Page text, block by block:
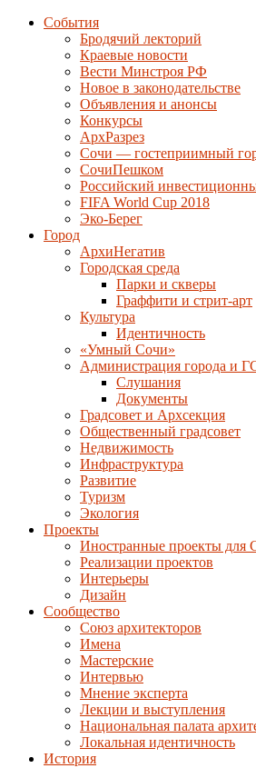
События
Бродячий лекторий
Краевые новости
Вести Минстроя РФ
Новое в законодательстве
Объявления и анонсы
Конкурсы
АрхРазрез
Сочи — гостеприимный
СочиПешком
Российский
FIFA World Cup 2018
Эко-Берег
Город
АрхиНегатив
Городская среда
Парки и скверы
Граффити и стрит-арт
Культура
Идентичность
«Умный Сочи»
Администрация города и
Слушания
Документы
Градсовет и Архсекция
Общественный градсовет
Недвижимость
Инфраструктура
Развитие
Туризм
Экология
Проекты
Иностранные проекты для
Реализации проектов
Интерьеры
Дизайн
Сообщество
Союз архитекторов
Имена
Мастерские
Интервью
Мнение эксперта
Лекции и выступления
Национальная палата
Локальная идентичность
История